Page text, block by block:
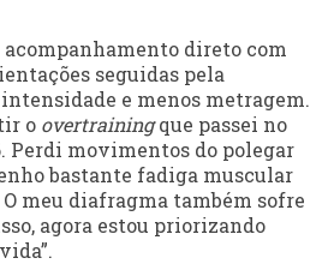
acompanhamento direto com
seguidas pela
e menos metragem.
o overtrainingque passei no
Perdi movimentos do polegar
bastante fadiga muscular
meu diafragma também sofre
agora estou priorizando